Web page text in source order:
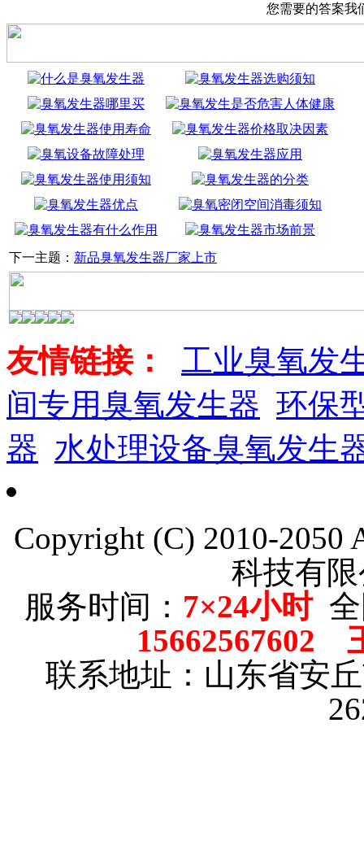
您需要的答案我
下一主题： 新品臭氧发生器厂家上市
友情链接：
工业臭氧发
间专用臭氧发生器 环保
器 水处理设备臭氧发生
Copyright (C) 2010-2050
科技有
服务时间： 7×24小时全
15662567602
联系地址：山东省安